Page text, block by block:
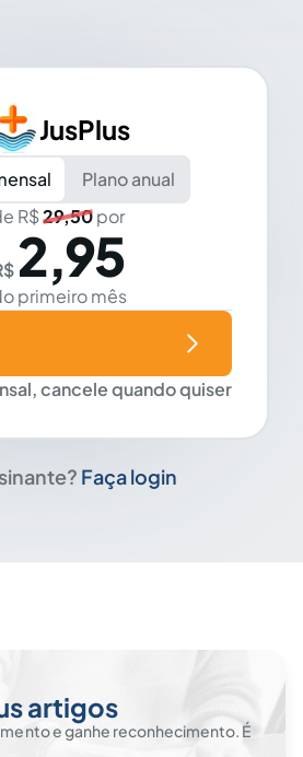
JusPlus
Plano anual
R$29,50por
2,95
primeiro mês
cancele quando quiser
Faça login
artigos
e ganhe reconhecimento. É